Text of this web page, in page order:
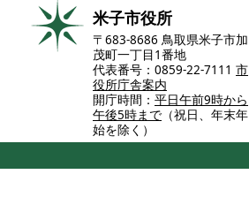
米子市役所
〒683-8686 鳥取県米子市加
茂町一丁目1番地
代表番号：0859-22-7111 市
役所庁舎案内
開庁時間： 平日午前9時から
午後5時まで （祝日、年末年
始を除く）